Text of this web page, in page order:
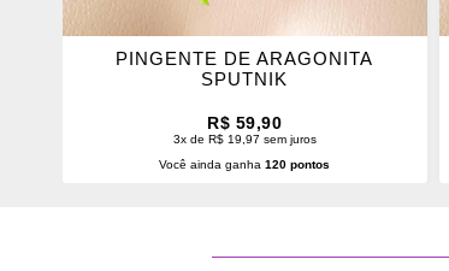
PINGENTE DE ARAGONITA
SPUTNIK
R$ 59,90
3x de R$ 19,97 sem juros
Você ainda ganha120 pontos